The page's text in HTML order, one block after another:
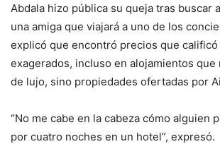
Abdala hizo pública su queja tras buscar
una amiga que viajará a uno de los
explicó que encontró precios que calificó
exagerados, incluso en alojamientos que
de lujo, sino propiedades ofertadas por
“No me cabe en la cabeza cómo alguien
por cuatro noches en un hotel”, expresó.